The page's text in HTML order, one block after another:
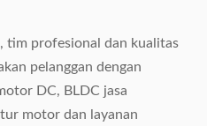
tim profesional dan kualitas
pelanggan dengan
DC, BLDC jasa
motor dan layanan